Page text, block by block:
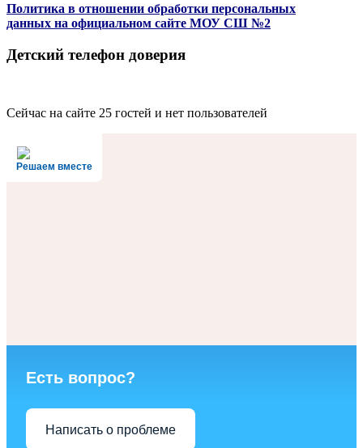
Политика в отношении обработки персональных
данных на официальном сайте МОУ СШ №2
Детский телефон доверия
Сейчас на сайте 25 гостей и нет пользователей
Решаем вместе
Есть вопрос?
Написать о проблеме